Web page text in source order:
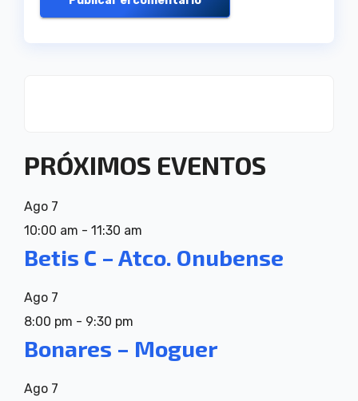
PRÓXIMOS EVENTOS
Ago 7
10:00 am - 11:30 am
Betis C – Atco. Onubense
Ago 7
8:00 pm - 9:30 pm
Bonares – Moguer
Ago 7